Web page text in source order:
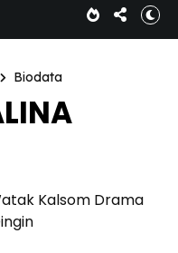
Biodata
Kalsom Drama